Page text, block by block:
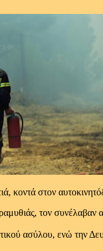
κοντά στον
τον συνέλαβαν
ασύλου, ενώ την